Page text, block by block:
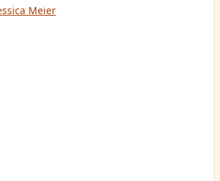
Meier